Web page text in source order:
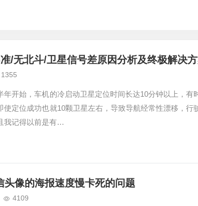
/无北斗/卫星信号差原因分析及终极解决
1355
年开始，车机的冷启动卫星定位时间长达10分钟以上，有
使定位成功也就10颗卫星左右，导致导航经常性漂移，行
我记得以前是有…
像的海报速度慢卡死的问题
4109